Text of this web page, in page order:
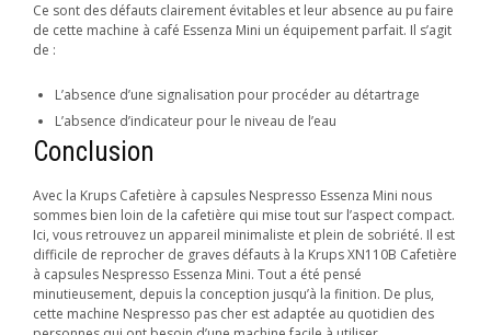
Ce sont des défauts clairement évitables et leur absence au pu faire
de cette machine à café Essenza Mini un équipement parfait. Il s’agit
de :
L’absence d’une signalisation pour procéder au détartrage
L’absence d’indicateur pour le niveau de l’eau
Conclusion
Avec la Krups Cafetière à capsules Nespresso Essenza Mini nous
sommes bien loin de la cafetière qui mise tout sur l’aspect compact.
Ici, vous retrouvez un appareil minimaliste et plein de sobriété. Il est
difficile de reprocher de graves défauts à la Krups XN110B Cafetière
à capsules Nespresso Essenza Mini. Tout a été pensé
minutieusement, depuis la conception jusqu’à la finition. De plus,
cette machine Nespresso pas cher est adaptée au quotidien des